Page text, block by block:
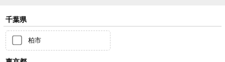
千葉県
柏市